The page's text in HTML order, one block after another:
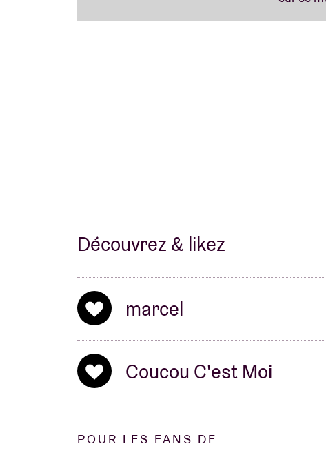
Découvrez & likez
marcel
Coucou C'est Moi
POUR LES FANS DE